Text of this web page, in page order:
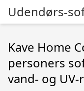
Udendørs-
Kave Home
personers
vand- og